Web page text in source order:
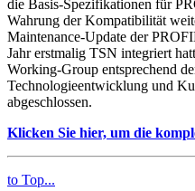
die Basis-Spezifikationen für
Wahrung der Kompatibilität
Maintenance-Update der
Jahr erstmalig TSN integriert
Working-Group entsprechend
Technologieentwicklung und
abgeschlossen.
Klicken Sie hier, um die
to Top...